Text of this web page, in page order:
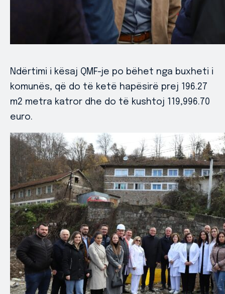
Ndërtimi i kësaj QMF-je po bëhet nga buxheti i
komunës, që do të ketë hapësirë prej 196.27
m2 metra katror dhe do të kushtoj 119,996.70
euro.